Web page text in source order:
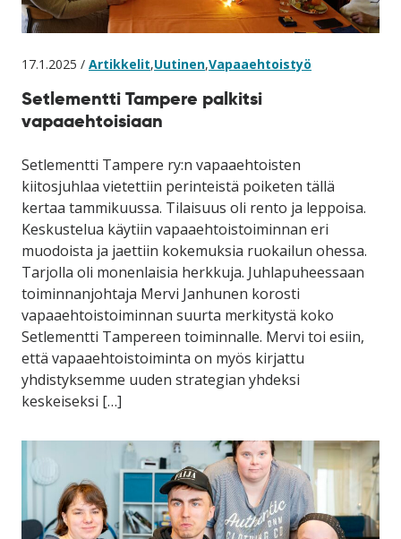
17.1.2025 / Artikkelit,Uutinen,Vapaaehtoistyö
Setlementti Tampere palkitsi
vapaaehtoisiaan
Setlementti Tampere ry:n vapaaehtoisten
kiitosjuhlaa vietettiin perinteistä poiketen tällä
kertaa tammikuussa. Tilaisuus oli rento ja leppoisa.
Keskustelua käytiin vapaaehtoistoiminnan eri
muodoista ja jaettiin kokemuksia ruokailun ohessa.
Tarjolla oli monenlaisia herkkuja. Juhlapuheessaan
toiminnanjohtaja Mervi Janhunen korosti
vapaaehtoistoiminnan suurta merkitystä koko
Setlementti Tampereen toiminnalle. Mervi toi esiin,
että vapaaehtoistoiminta on myös kirjattu
yhdistyksemme uuden strategian yhdeksi
keskeiseksi […]